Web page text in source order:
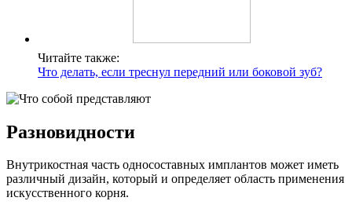
Читайте также:
Что делать, если треснул передний или боковой зуб?
Разновидности
Внутрикостная часть односоставных имплантов может иметь
различный дизайн, который и определяет область применения
искусственного корня.